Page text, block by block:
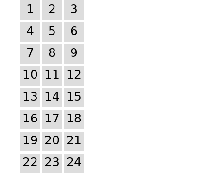
1 2
3
4
5
6
7
8
9
10 11 12
13 14 15
16 17 18
19 20 21
22 23 24